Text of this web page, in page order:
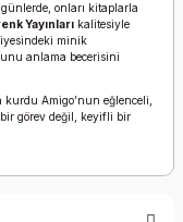
onları kitaplarla
Yayınları kalitesiyle
minik
anlama becerisini
Amigo’nun eğlenceli,
bir görev değil, keyifli bir